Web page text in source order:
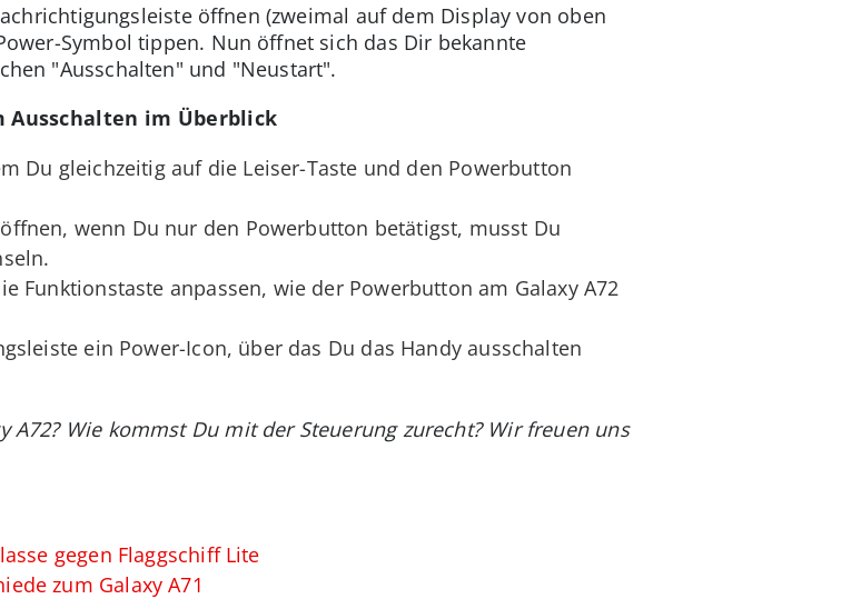
öffnen (zweimal auf dem Display von oben
Symbol tippen. Nun öffnet sich das Dir bekannte
"Ausschalten" und "Neustart".
Ausschalten im Überblick
Du gleichzeitig auf die Leiser-Taste und den Powerbutton
wenn Du nur den Powerbutton betätigst, musst Du
Funktionstaste anpassen, wie der Powerbutton am Galaxy A72
ein Power-Icon, über das Du das Handy ausschalten
A72? Wie kommst Du mit der Steuerung zurecht? Wir freuen uns
gegen Flaggschiff Lite
zum Galaxy A71